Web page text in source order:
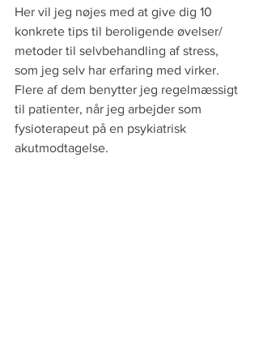
Her vil jeg nøjes med at give dig 10
konkrete tips til beroligende øvelser/
metoder til selvbehandling af stress,
som jeg selv har erfaring med virker.
Flere af dem benytter jeg regelmæssigt
til patienter, når jeg arbejder som
fysioterapeut på en psykiatrisk
akutmodtagelse.